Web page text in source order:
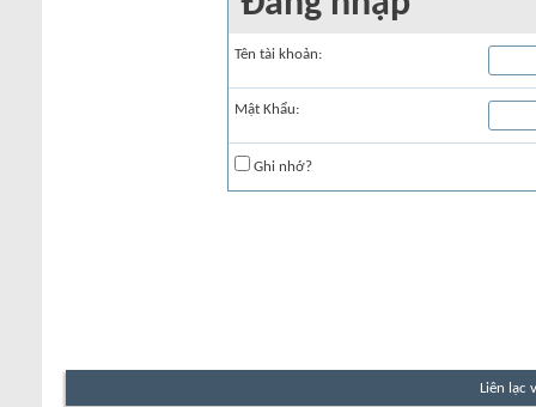
Tên tài khoản:
Mật Khẩu:
Ghi nhớ?
Liên lạc